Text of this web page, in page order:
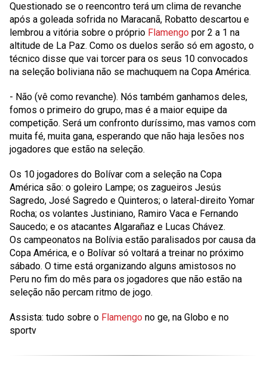
Questionado se o reencontro terá um clima de revanche
após a goleada sofrida no Maracanã, Robatto descartou e
lembrou a vitória sobre o próprio Flamengo por 2 a 1 na
altitude de La Paz. Como os duelos serão só em agosto, o
técnico disse que vai torcer para os seus 10 convocados
na seleção boliviana não se machuquem na Copa América.
- Não (vê como revanche). Nós também ganhamos deles,
fomos o primeiro do grupo, mas é a maior equipe da
competição. Será um confronto duríssimo, mas vamos com
muita fé, muita gana, esperando que não haja lesões nos
jogadores que estão na seleção.
Os 10 jogadores do Bolívar com a seleção na Copa
América são: o goleiro Lampe; os zagueiros Jesús
Sagredo, José Sagredo e Quinteros; o lateral-direito Yomar
Rocha; os volantes Justiniano, Ramiro Vaca e Fernando
Saucedo; e os atacantes Algarañaz e Lucas Chávez.
Os campeonatos na Bolívia estão paralisados por causa da
Copa América, e o Bolívar só voltará a treinar no próximo
sábado. O time está organizando alguns amistosos no
Peru no fim do mês para os jogadores que não estão na
seleção não percam ritmo de jogo.
Assista: tudo sobre o Flamengo no ge, na Globo e no
sportv